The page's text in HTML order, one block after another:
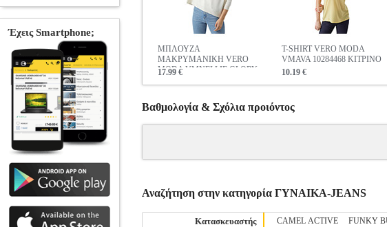
ΜΠΛΟΥΖΑ
ΜΑΚΡΥΜΑΝΙΚΗ VERO
MODA VMNELLIE GLORY
17.99 €
T-SHIRT VERO MODA
VMAVA 10284468 ΚΙΤΡΙΝΟ
10.19 €
Βαθμολογία & Σχόλια προιόντος
Αναζήτηση στην κατηγορία ΓΥΝΑΙΚΑ-JEANS
Κατασκευαστής CAMEL ACTIVE FUNKY